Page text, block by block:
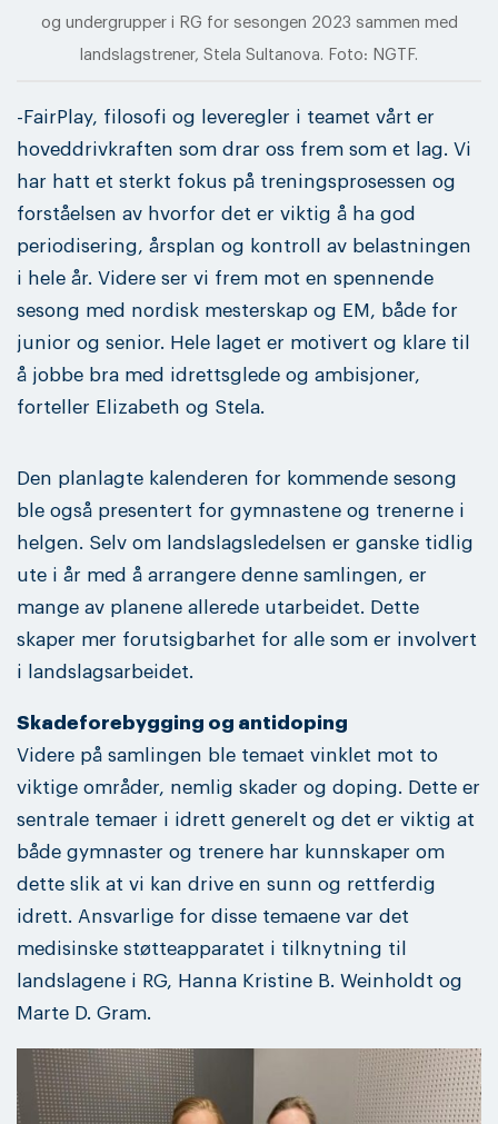
og undergrupper i RG for sesongen 2023 sammen med
landslagstrener, Stela Sultanova. Foto: NGTF.
-FairPlay, filosofi og leveregler i teamet vårt er
hoveddrivkraften som drar oss frem som et lag. Vi
har hatt et sterkt fokus på treningsprosessen og
forståelsen av hvorfor det er viktig å ha god
periodisering, årsplan og kontroll av belastningen
i hele år. Videre ser vi frem mot en spennende
sesong med nordisk mesterskap og EM, både for
junior og senior. Hele laget er motivert og klare til
å jobbe bra med idrettsglede og ambisjoner,
forteller Elizabeth og Stela.
Den planlagte kalenderen for kommende sesong
ble også presentert for gymnastene og trenerne i
helgen. Selv om landslagsledelsen er ganske tidlig
ute i år med å arrangere denne samlingen, er
mange av planene allerede utarbeidet. Dette
skaper mer forutsigbarhet for alle som er involvert
i landslagsarbeidet.
Skadeforebygging og antidoping
Videre på samlingen ble temaet vinklet mot to
viktige områder, nemlig skader og doping. Dette er
sentrale temaer i idrett generelt og det er viktig at
både gymnaster og trenere har kunnskaper om
dette slik at vi kan drive en sunn og rettferdig
idrett. Ansvarlige for disse temaene var det
medisinske støtteapparatet i tilknytning til
landslagene i RG, Hanna Kristine B. Weinholdt og
Marte D. Gram.